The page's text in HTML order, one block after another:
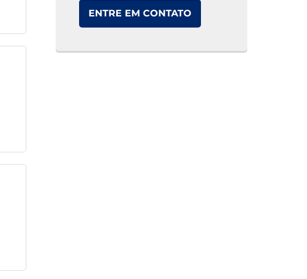
ENTRE EM CONTATO